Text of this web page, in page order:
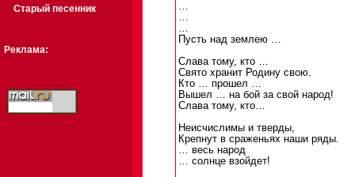
Старый песенник
Реклама:
…
…
…
Пусть над землею …
Слава тому, кто …
Свято хранит Родину свою.
Кто … прошел …
Вышел … на бой за свой народ!
Слава тому, кто…
Неисчислимы и тверды,
Крепнут в сраженьях наши ряды.
… весь народ
… солнце взойдет!